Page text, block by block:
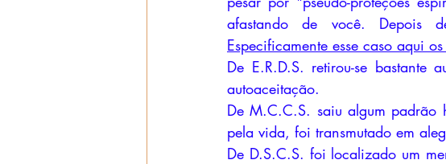
Especificamente esse caso aqui
De E.R.D.S. retirou-se bastante
autoaceitação.
De M.C.C.S. saiu algum padrão
pela vida, foi transmutado em
De D.S.C.S. foi localizado um